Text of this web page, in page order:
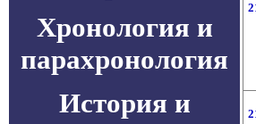
Хронология и
парахронология
История и